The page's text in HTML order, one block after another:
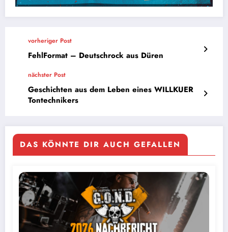
vorheriger Post
FehlFormat – Deutschrock aus Düren
nächster Post
Geschichten aus dem Leben eines WILLKUER
Tontechnikers
DAS KÖNNTE DIR AUCH GEFALLEN